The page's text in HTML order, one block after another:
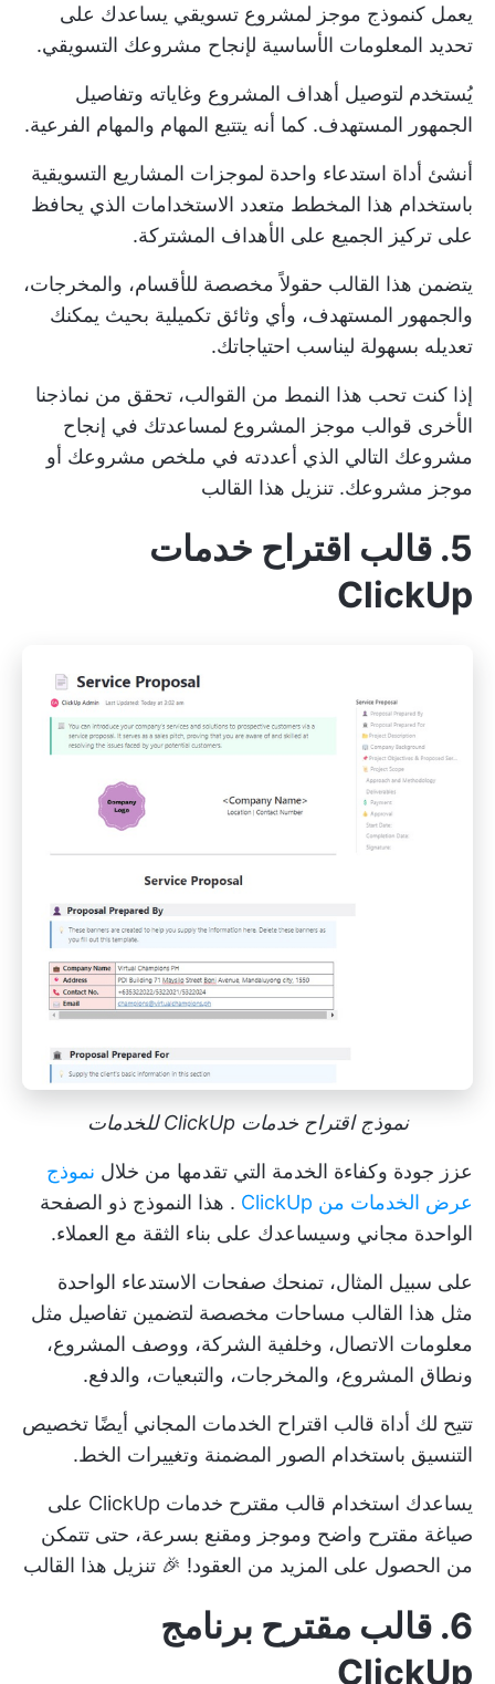
يعمل كنموذج موجز لمشروع تسويقي يساعدك على
تحديد المعلومات الأساسية لإنجاح مشروعك التسويقي.
يُستخدم لتوصيل أهداف المشروع وغاياته وتفاصيل
الجمهور المستهدف. كما أنه يتتبع المهام والمهام الفرعية.
أنشئ أداة استدعاء واحدة لموجزات المشاريع التسويقية
باستخدام هذا المخطط متعدد الاستخدامات الذي يحافظ
على تركيز الجميع على الأهداف المشتركة.
يتضمن هذا القالب حقولاً مخصصة للأقسام، والمخرجات،
والجمهور المستهدف، وأي وثائق تكميلية بحيث يمكنك
تعديله بسهولة ليناسب احتياجاتك.
إذا كنت تحب هذا النمط من القوالب، تحقق من نماذجنا
الأخرى قوالب موجز المشروع لمساعدتك في إنجاح
مشروعك التالي الذي أعددته في ملخص مشروعك أو
موجز مشروعك. تنزيل هذا القالب
5. قالب اقتراح خدمات
ClickUp
نموذج اقتراح خدمات ClickUp للخدمات
عزز جودة وكفاءة الخدمة التي تقدمها من خلال نموذج
عرض الخدمات من ClickUp
. هذا النموذج ذو الصفحة
الواحدة مجاني وسيساعدك على بناء الثقة مع العملاء.
على سبيل المثال، تمنحك صفحات الاستدعاء الواحدة
مثل هذا القالب مساحات مخصصة لتضمين تفاصيل مثل
معلومات الاتصال، وخلفية الشركة، ووصف المشروع،
ونطاق المشروع، والمخرجات، والتبعيات، والدفع.
تتيح لك أداة قالب اقتراح الخدمات المجاني أيضًا تخصيص
التنسيق باستخدام الصور المضمنة وتغييرات الخط.
يساعدك استخدام قالب مقترح خدمات ClickUp على
صياغة مقترح واضح وموجز ومقنع بسرعة، حتى تتمكن
من الحصول على المزيد من العقود! 🎉 تنزيل هذا القالب
6. قالب مقترح برنامج
ClickUp